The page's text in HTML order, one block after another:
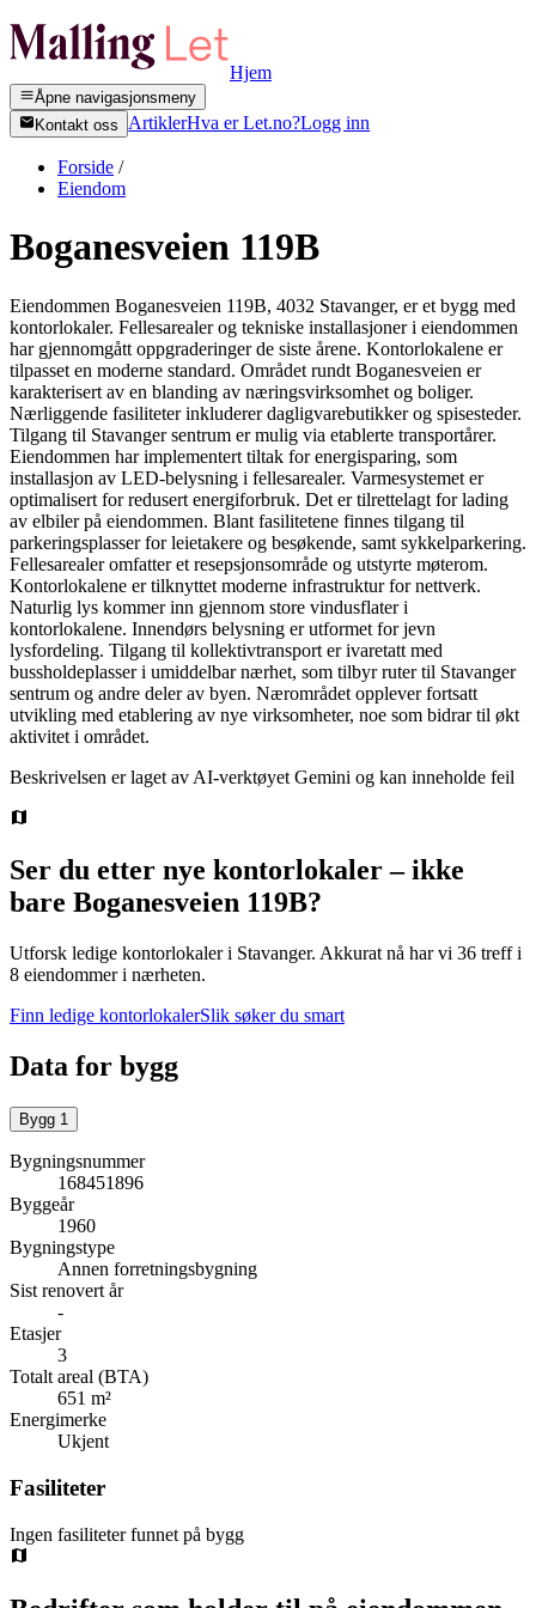
Hjem
Åpne navigasjonsmeny
Kontakt oss
ArtiklerHva er Let.no?Logg inn
Forside /
Eiendom
Boganesveien 119B
Eiendommen Boganesveien 119B, 4032 Stavanger, er et bygg med
kontorlokaler. Fellesarealer og tekniske installasjoner i eiendommen
har gjennomgått oppgraderinger de siste årene. Kontorlokalene er
tilpasset en moderne standard. Området rundt Boganesveien er
karakterisert av en blanding av næringsvirksomhet og boliger.
Nærliggende fasiliteter inkluderer dagligvarebutikker og spisesteder.
Tilgang til Stavanger sentrum er mulig via etablerte transportårer.
Eiendommen har implementert tiltak for energisparing, som
installasjon av LED-belysning i fellesarealer. Varmesystemet er
optimalisert for redusert energiforbruk. Det er tilrettelagt for lading
av elbiler på eiendommen. Blant fasilitetene finnes tilgang til
parkeringsplasser for leietakere og besøkende, samt sykkelparkering.
Fellesarealer omfatter et resepsjonsområde og utstyrte møterom.
Kontorlokalene er tilknyttet moderne infrastruktur for nettverk.
Naturlig lys kommer inn gjennom store vindusflater i
kontorlokalene. Innendørs belysning er utformet for jevn
lysfordeling. Tilgang til kollektivtransport er ivaretatt med
bussholdeplasser i umiddelbar nærhet, som tilbyr ruter til Stavanger
sentrum og andre deler av byen. Nærområdet opplever fortsatt
utvikling med etablering av nye virksomheter, noe som bidrar til økt
aktivitet i området.
Beskrivelsen er laget av AI-verktøyet Gemini og kan inneholde feil
Ser du etter nye kontorlokaler – ikke
bare Boganesveien 119B?
Utforsk ledige kontorlokaler i Stavanger. Akkurat nå har vi 36 treff i
8 eiendommer i nærheten.
Finn ledige kontorlokalerSlik søker du smart
Data for bygg
Bygg 1
Bygningsnummer
168451896
Byggeår
1960
Bygningstype
Annen forretningsbygning
Sist renovert år
-
Etasjer
3
Totalt areal (BTA)
651 m²
Energimerke
Ukjent
Fasiliteter
Ingen fasiliteter funnet på bygg